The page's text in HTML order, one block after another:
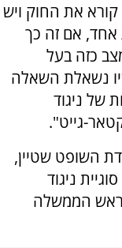
קורא את החוק ויש
אם זה כך
כזה בעל
נשאלת השאלה
של ניגוד
גייט".
השופט שטיין,
ניגוד
הממשלה